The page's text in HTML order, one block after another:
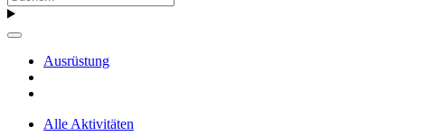
Ausrüstung
Alle Aktivitäten